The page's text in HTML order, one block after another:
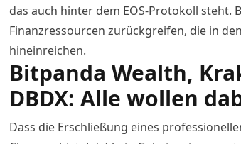
das auch hinter dem EOS-Protokoll steht.
Finanzressourcen zurückgreifen, die in
hineinreichen.
Bitpanda Wealth,
DBDX: Alle wollen
Dass die Erschließung eines